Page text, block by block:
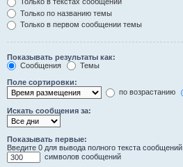
Только по названию темы
Только в первом сообщении темы
Показывать результаты как:
Сообщения
Темы
Поле сортировки:
по возрастанию
Искать сообщения за:
Показывать первые:
Введите 0 для вывода полного текста сообщений.
символов сообщений